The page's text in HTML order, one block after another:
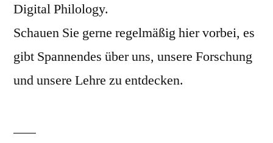
Digital Philology.
Schauen Sie gerne regelmäßig hier vorbei, es
gibt Spannendes über uns, unsere Forschung
und unsere Lehre zu entdecken.